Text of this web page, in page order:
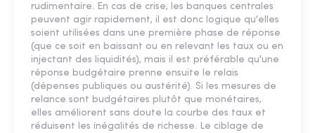
rudimentaire. En cas de crise, les banques centrales
peuvent agir rapidement, il est donc logique qu'elles
soient utilisées dans une première phase de réponse
(que ce soit en baissant ou en relevant les taux ou en
injectant des liquidités), mais il est préférable qu'une
réponse budgétaire prenne ensuite le relais
(dépenses publiques ou austérité). Si les mesures de
relance sont budgétaires plutôt que monétaires,
elles améliorent sans doute la courbe des taux et
réduisent les inégalités de richesse. Le ciblage de